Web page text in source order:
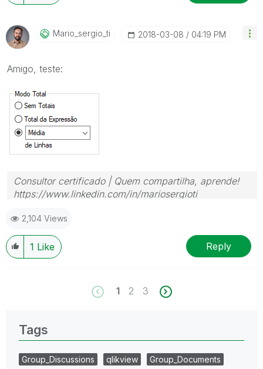
Mario_sergio_ti ‎2018-03-08 04:19 PM
Amigo, teste:
Consultor certificado | Quem compartilha, aprende!
https://www.linkedin.com/in/mariosergioti
2,104 Views
1 Like Reply
1 2 3
Tags
Group_Discussions qlikview
Group_Documents